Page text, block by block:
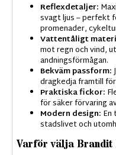
Reflexdetaljer:
svagt ljus – perfekt
promenader,
Vattentåligt
mot regn och vind,
andningsförmågan.
Bekväm passform:
dragkedja framtill
Praktiska fickor:
för säker förvaring
Modern design: En
stadslivet och
Varför välja Brandit